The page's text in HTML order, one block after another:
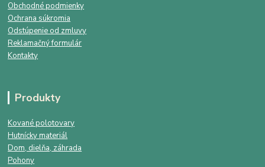
Obchodné podmienky
Ochrana súkromia
Odstúpenie od zmluvy
Reklamačný formulár
Kontakty
Produkty
Kované polotovary
Hutnícky materiál
Dom, dielňa, záhrada
Pohony